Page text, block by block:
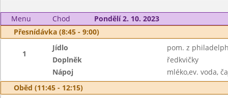
Menu Chod
Pondělí 2. 10. 2023
Přesnídávka (8:45 - 9:00)
1
Jídlo
pom. z
Doplněk
ředkvičky
Nápoj
mléko,ev. voda,
Oběd (11:45 - 12:15)